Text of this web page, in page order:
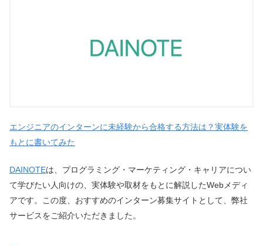
エンジニアのインターンに未経験から合格する方法は？実体験を
もとに書いてみた
DAINOTEは、プログラミング・マーケティング・キャリアについ
て学びたい人向けの、実体験や取材をもとに解説したWebメディ
アです。この度、おすすめのインターン募集サイトとして、弊社
サービスをご紹介いただきました。